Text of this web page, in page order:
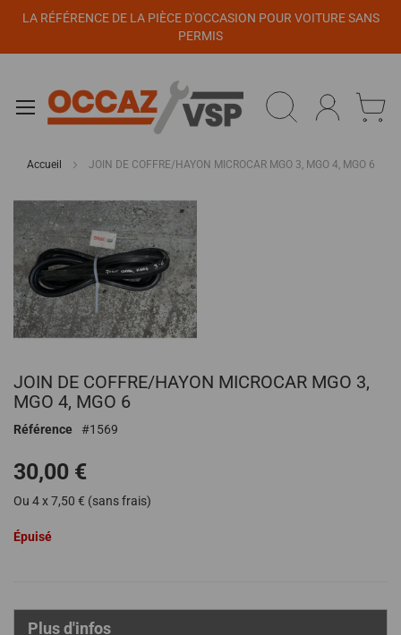
LA RÉFÉRENCE DE LA PIÈCE D'OCCASION POUR VOITURE SANS
PERMIS
Accueil JOIN DE COFFRE/HAYON MICROCAR MGO 3, MGO 4, MGO 6
Passer
à
la
fin
de
la
galerie
d’images
au
début
la
d’images
JOIN DE COFFRE/HAYON MICROCAR MGO 3,
MGO 4, MGO 6
Référence 1569
30,00 €
Ou 4 x 7,50 € (sans frais)
Épuisé
Plus d'infos
Panneau de gestion des cookies